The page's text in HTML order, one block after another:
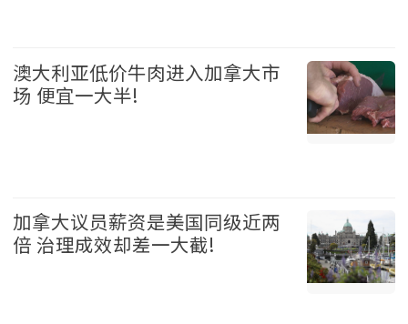
澳大利亚低价牛肉进入加拿大市
场 便宜一大半!
加拿大议员薪资是美国同级近两
倍 治理成效却差一大截!